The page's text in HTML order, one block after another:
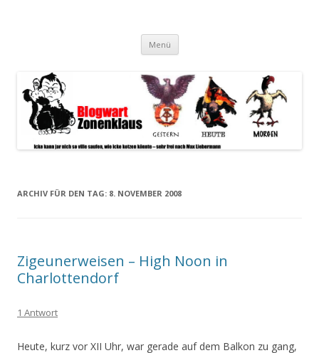
spiegeln im wesentlichen den Gesundheitszustand dieser unserer
Menü Zum
springen
ARCHIV FÜR DEN TAG: 8. NOVEMBER 2008
Zigeunerweisen – High Noon in
Charlottendorf
1 Antwort
Heute, kurz vor XII Uhr, war gerade auf dem Balkon zu gang,